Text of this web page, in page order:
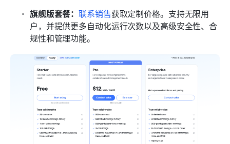
旗舰版套餐：联系销售获取定制价格。支持无限用
户，并提供更多自动化运行次数以及高级安全性、合
规性和管理功能。